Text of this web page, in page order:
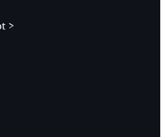
>